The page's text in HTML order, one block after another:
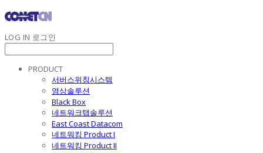
LOG IN 로그인
PRODUCT
서버스위칭시스템
영상솔루션
Black Box
네트워크탭솔루션
East Coast Datacom
네트워킹 Product I
네트워킹 Product II